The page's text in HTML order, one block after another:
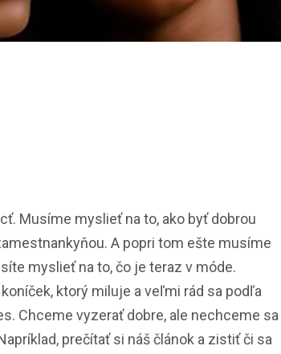
Musíme myslieť na to, ako byť dobrou
A popri tom ešte musíme
myslieť na to, čo je teraz v móde.
ktorý miluje a veľmi rád sa podľa
Chceme vyzerať dobre, ale nechceme sa
prečítať si náš článok a zistiť či sa